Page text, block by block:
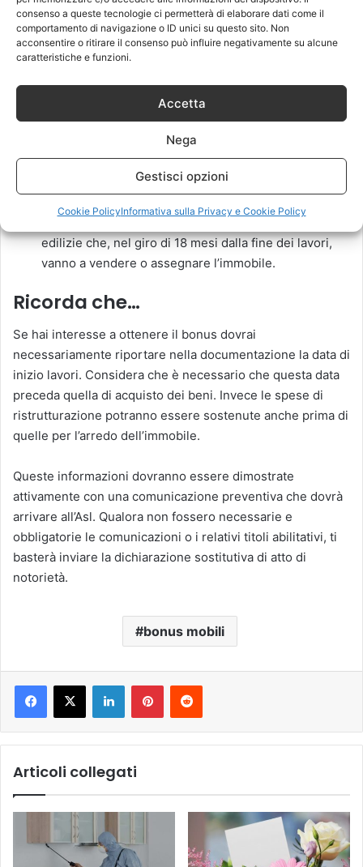
consenso a queste tecnologie ci permetterà di elaborare dati come il
comportamento di navigazione o ID unici su questo sito. Non
acconsentire o ritirare il consenso può influire negativamente su alcune
caratteristiche e funzioni.
Accetta
Nega
Gestisci opzioni
Cookie PolicyInformativa sulla Privacy e Cookie Policy
Manutenzione straordinaria, operazioni di restauro e
risanamento conservativo e ristrutturazione edilizia
per un singolo appartamento. Si escludono la
dei pavimenti o degli infissi esterni;
Ripristino di un immobile danneggiato;
Manutenzione ordinaria su parti comuni degli edifici
residenziali;
Restauro in merito a interi fabbricati, con lavori
immobiliare. Sono incluse anche le cooperative
edilizie che, nel giro di 18 mesi dalla fine dei lavori,
vanno a vendere o assegnare l’immobile.
Ricorda che…
Se hai interesse a ottenere il bonus dovrai
necessariamente riportare nella documentazione la data di
inizio lavori. Considera che è necessario che questa data
preceda quella di acquisto dei beni. Invece le spese di
ristrutturazione potranno essere sostenute anche prima di
quelle per l’arredo dell’immobile.
Queste informazioni dovranno essere dimostrate
attivamente con una comunicazione preventiva che dovrà
arrivare all’Asl. Qualora non fossero necessarie e
obbligatorie le comunicazioni o i relativi titoli abilitativi, ti
basterà inviare la dichiarazione sostitutiva di atto di
notorietà.
bonus mobili
LinkedInPinterestReddit
Articoli collegati